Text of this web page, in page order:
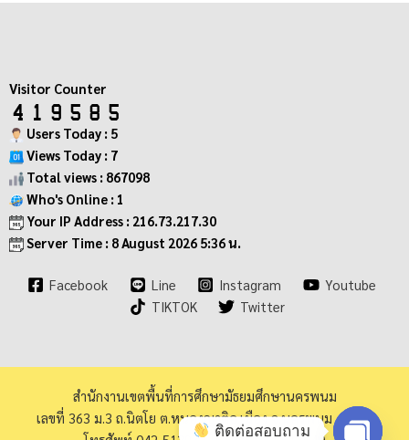
Visitor Counter
Users Today : 5
Views Today : 7
Total views : 867098
Who's Online : 1
Your IP Address : 216.73.217.30
Server Time : 8 August 2026 5:36 น.
Facebook Line Instagram
Youtube
TIKTOK
Twitter
สำนักงานเขตพื้นที่การศึกษามัธยมศึกษานครพนม
เลขที่ 363 ม.3 ถ.นิตโย ต.หนองญาติอ.เมือง จ.นครพนม 48000
ติดต่อสอบถาม